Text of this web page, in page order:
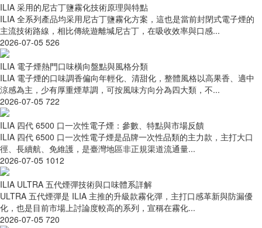
ILIA 采用的尼古丁鹽霧化技術原理與特點
ILIA 全系列產品均采用尼古丁鹽霧化方案，這也是當前封閉式電子煙的
主流技術路線，相比傳統遊離堿尼古丁，在吸收效率與口感...
2026-07-05 526
ILIA 電子煙熱門口味橫向盤點與風格分類
ILIA 電子煙的口味調香偏向年輕化、清甜化，整體風格以高果香、適中
涼感為主，少有厚重煙草調，可按風味方向分為四大類，不...
2026-07-05 722
ILIA 四代 6500 口一次性電子煙：參數、特點與市場反饋
ILIA 四代 6500 口一次性電子煙是品牌一次性品類的主力款，主打大口
徑、長續航、免維護，是臺灣地區非正規渠道流通量...
2026-07-05 1012
ILIA ULTRA 五代煙彈技術與口味體系詳解
ULTRA 五代煙彈是 ILIA 主推的升級款霧化彈，主打口感革新與防漏優
化，也是目前市場上討論度較高的系列，宣稱在霧化...
2026-07-05 720